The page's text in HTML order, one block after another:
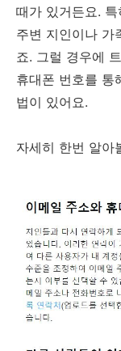
때가 있거든요.
주변 지인이나 가
죠. 그럴 경우에
휴대폰 번호를 통
법이 있어요.
자세히 한번 알아